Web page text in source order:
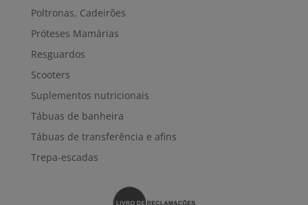
Poltronas, Cadeirões
Próteses Mamárias
Resguardos
Scooters
Suplementos nutricionais
Tábuas de banheira
Tábuas de transferência e afins
Trepa-escadas